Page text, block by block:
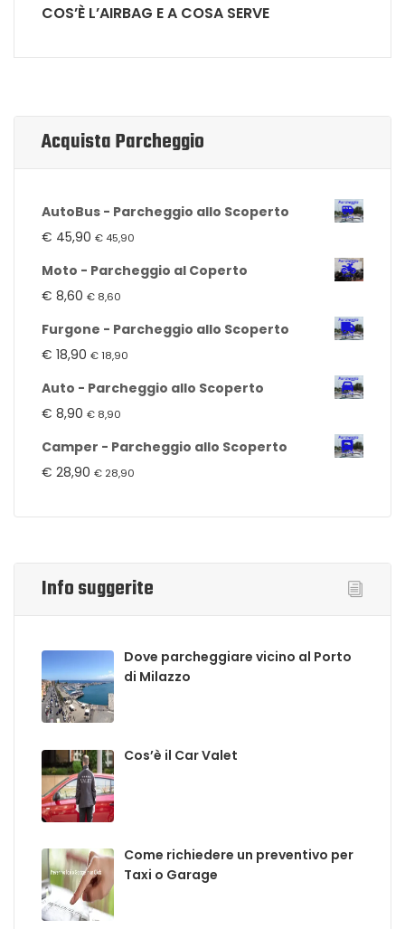
COS’È L’AIRBAG E A COSA SERVE
Acquista Parcheggio
AutoBus - Parcheggio allo Scoperto
€ 45,90 € 45,90
Moto - Parcheggio al Coperto
€ 8,60 € 8,60
Furgone - Parcheggio allo Scoperto
€ 18,90 €18,90
Auto - Parcheggio allo Scoperto
€ 8,90 € 8,90
Camper - Parcheggio allo Scoperto
€ 28,90 € 28,90
Info suggerite
Dove parcheggiare vicino al Porto
di Milazzo
Cos’è il Car Valet
Come richiedere un preventivo per
Taxi o Garage